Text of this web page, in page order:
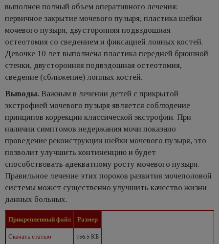
выполнен полный объем оперативного лечения:
первичное закрытие мочевого пузыря, пластика шейки
мочевого пузыря, двусторонняя подвздошная
остеотомия со сведением и фиксацией лонных костей.
Девочке 10 лет выполнена пластика передней брюшной
стенки, двусторонняя подвздошная остеотомия,
сведение (сближение) лонных костей.
Выводы. Важным в лечении детей с прикрытой
экстрофией мочевого пузыря является соблюдение
принципов коррекции классической экстрофии. При
наличии симптомов недержания мочи показано
проведение реконструкции шейки мочевого пузыря, это
позволит улучшить континенцию и будет
способствовать адекватному росту мочевого пузыря.
Правильное лечение этих пороков развития мочеполовой
системы может существенно улучшить качество жизни
данных больных.
Прикрепленный файл
Размер
Скачать статью
756.5 КБ